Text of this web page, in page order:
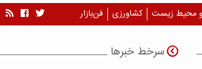
و محیط زیست کشاورزی فن‌بازار
سرخط خبرها